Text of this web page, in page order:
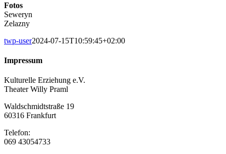
Fotos
Seweryn
Zelazny
twp-user2024-07-15T10:59:45+02:00
Impressum
Kulturelle Erziehung e.V.
Theater Willy Praml
Waldschmidtstraße 19
60316 Frankfurt
Telefon:
069 43054733